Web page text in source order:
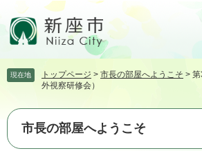
頭
す。
飛
て
本
現在地 トップページ > 市長の部屋へようこそ >
外視察研修会）
市長の部屋へようこそ